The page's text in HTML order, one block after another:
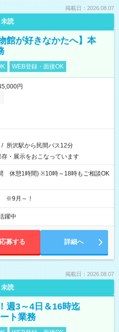
掲載日：2026.08.07
未読
館が好きなかたへ】本
WEB登録・面接OK
円
/ 所沢駅から民間バス12分
・展示をおこなっています
休憩1時間) ※10時～18時もご相談OK
※9月～！
躍中
応募する 詳細へ
掲載日：2026.08.07
未読
週3～4日＆16時迄
ト業務